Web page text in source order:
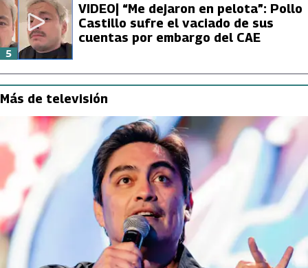
VIDEO| “Me dejaron en pelota”: Pollo
Castillo sufre el vaciado de sus
cuentas por embargo del CAE
5
Más de televisión